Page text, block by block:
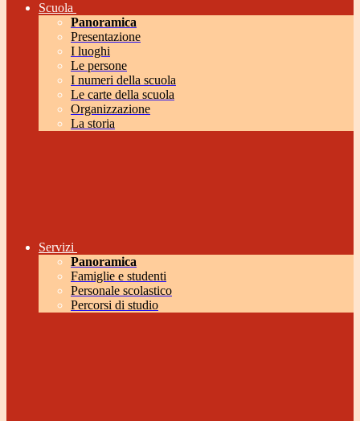
Scuola
Panoramica
Presentazione
I luoghi
Le persone
I numeri della scuola
Le carte della scuola
Organizzazione
La storia
Servizi
Panoramica
Famiglie e studenti
Personale scolastico
Percorsi di studio